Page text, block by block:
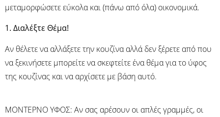
μεταμορφώσετε εύκολα και (πάνω από όλα) οικονομικά.
1. Διαλέξτε Θέμα!
Αν θέλετε να αλλάξετε την κουζίνα αλλά δεν ξέρετε από που
να ξεκινήσετε μπορείτε να σκεφτείτε ένα θέμα για το ύφος
της κουζίνας και να αρχίσετε με βάση αυτό.
ΜΟΝΤΕΡΝΟ ΥΦΟΣ: Αν σας αρέσουν οι απλές γραμμές, οι